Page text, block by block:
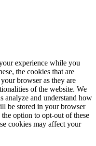
experience while you
the cookies that are
browser as they are
of the website. We
analyze and understand how
be stored in your browser
option to opt-out of these
cookies may affect your